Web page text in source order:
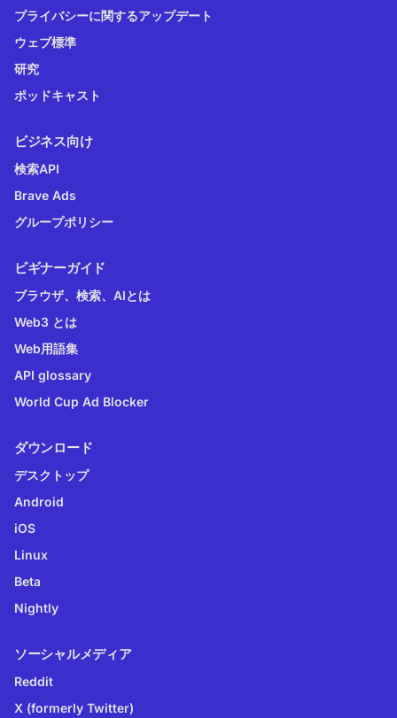
プライバシーに関するアップデート
ウェブ標準
研究
ポッドキャスト
ビジネス向け
検索API
Brave Ads
グループポリシー
ビギナーガイド
ブラウザ、検索、AIとは
Web3 とは
Web用語集
API glossary
World Cup Ad Blocker
ダウンロード
デスクトップ
Android
iOS
Linux
Beta
Nightly
ソーシャルメディア
Reddit
X (formerly Twitter)